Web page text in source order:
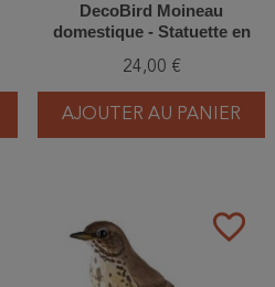
DecoBird Moineau
domestique - Statuette en
24,00 €
AJOUTER AU PANIER
favorite_border